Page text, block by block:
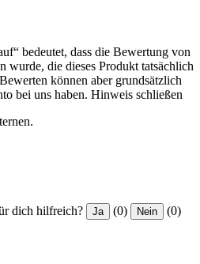
bedeutet, dass die Bewertung von
wurde, die dieses Produkt tatsächlich
können aber grundsätzlich
bei uns haben. Hinweis schließen
dich hilfreich? Ja (0) Nein (0)